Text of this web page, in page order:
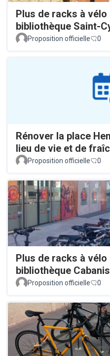
Plus de racks à vélo
bibliothèque Saint-
Proposition officielle 0
Rénover la place
lieu de vie et de
Proposition officielle 0
Plus de racks à vélo
bibliothèque Cabanis
Proposition officielle 0